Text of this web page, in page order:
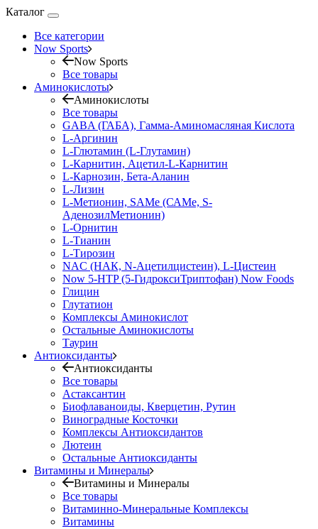
Каталог
Все категории
Now Sports
Now Sports
Все товары
Аминокислоты
Аминокислоты
Все товары
GABA (ГАБА), Гамма-Аминомасляная Кислота
L-Аргинин
L-Глютамин (L-Глутамин)
L-Карнитин, Ацетил-L-Карнитин
L-Карнозин, Бета-Аланин
L-Лизин
L-Метионин, SAMe (САМе, S-
АденозилМетионин)
L-Орнитин
L-Тианин
L-Тирозин
NAC (НАК, N-Ацетилцистеин), L-Цистеин
Now 5-HTP (5-ГидроксиТриптофан) Now Foods
Глицин
Глутатион
Комплексы Аминокислот
Остальные Аминокислоты
Таурин
Антиоксиданты
Антиоксиданты
Все товары
Астаксантин
Биофлаваноиды, Кверцетин, Рутин
Виноградные Косточки
Комплексы Антиоксидантов
Лютеин
Остальные Антиоксиданты
Витамины и Минералы
Витамины и Минералы
Все товары
Витаминно-Минеральные Комплексы
Витамины